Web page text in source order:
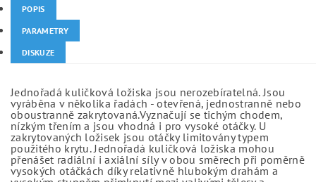
POPIS
PARAMETRY
DISKUZE
Jednořadá kuličková ložiska jsou nerozebíratelná. Jsou
vyráběna v několika řadách - otevřená, jednostranně nebo
oboustranně zakrytovaná.Vyznačují se tichým chodem,
nízkým třením a jsou vhodná i pro vysoké otáčky. U
zakrytovaných ložisek jsou otáčky limitovány typem
použitého krytu. Jednořadá kuličková ložiska mohou
přenášet radiální i axiální síly v obou směrech při poměrně
vysokých otáčkách díky relativně hlubokým drahám a